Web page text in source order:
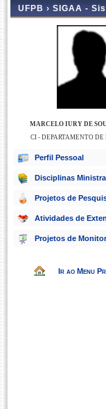
UFPB › SIGAA -
MARCELO IURY DE
CI - DEPARTAMENTO
Perfil Pessoal
Disciplinas
Projetos de
Atividades de
Projetos de
Ir ao Menu